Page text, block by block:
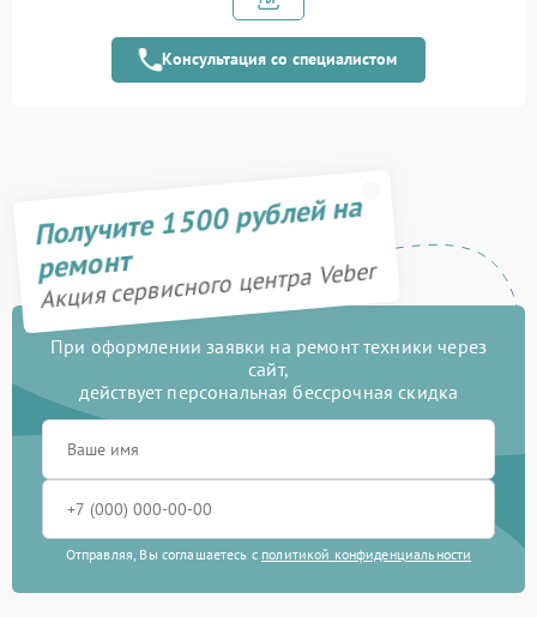
Замена матрицы 1100 рублей
Калибровка и настройка 750 рублей
Ремонт электронно-
лучевой трубки
1000 рублей
логики
Замена процессора
управления
Ремонт разъема 590 рублей
Консультация со специалистом
Получите 1500 рублей на
ремонт
Акция сервисного центра Veber
При оформлении заявки на ремонт техники через
сайт,
действует персональная бессрочная скидка
Отправляя, Вы соглашаетесь с политикой конфиденциальности